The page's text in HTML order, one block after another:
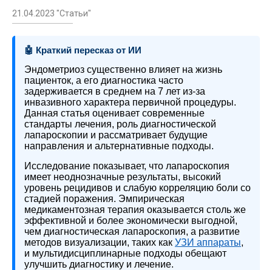
21.04.2023 "Статьи"
🤖 Краткий пересказ от ИИ
Эндометриоз существенно влияет на жизнь
пациенток, а его диагностика часто
задерживается в среднем на 7 лет из-за
инвазивного характера первичной процедуры.
Данная статья оценивает современные
стандарты лечения, роль диагностической
лапароскопии и рассматривает будущие
направления и альтернативные подходы.
Исследование показывает, что лапароскопия
имеет неоднозначные результаты, высокий
уровень рецидивов и слабую корреляцию боли со
стадией поражения. Эмпирическая
медикаментозная терапия оказывается столь же
эффективной и более экономически выгодной,
чем диагностическая лапароскопия, а развитие
методов визуализации, таких как УЗИ аппараты,
и мультидисциплинарные подходы обещают
улучшить диагностику и лечение.